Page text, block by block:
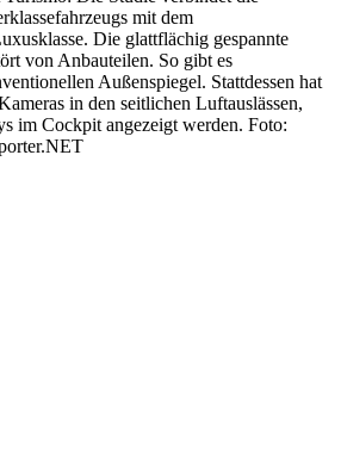
mit dem
Die glattflächig gespannte
von Anbauteilen. So gibt es
Außenspiegel. Stattdessen hat
in den seitlichen Luftauslässen,
im Cockpit angezeigt werden. Foto: